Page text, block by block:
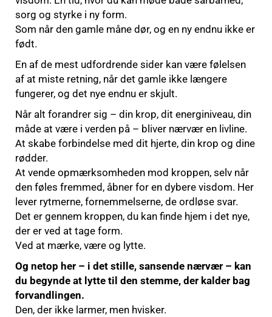
sorg og styrke i ny form.
Som når den gamle måne dør, og en ny endnu ikke er
født.
En af de mest udfordrende sider kan være følelsen
af at miste retning, når det gamle ikke længere
fungerer, og det nye endnu er skjult.
Når alt forandrer sig – din krop, dit energiniveau, din
måde at være i verden på – bliver nærvær en livline.
At skabe forbindelse med dit hjerte, din krop og dine
rødder.
At vende opmærksomheden mod kroppen, selv når
den føles fremmed, åbner for en dybere visdom. Her
lever rytmerne, fornemmelserne, de ordløse svar.
Det er gennem kroppen, du kan finde hjem i det nye,
der er ved at tage form.
Ved at mærke, være og lytte.
Og netop her – i det stille, sansende nærvær – kan
du begynde at lytte til den stemme, der kalder bag
forvandlingen.
Den, der ikke larmer, men hvisker.